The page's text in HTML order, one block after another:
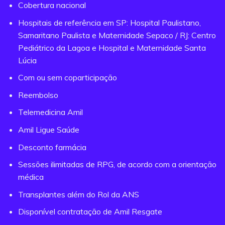
Cobertura nacional
Hospitais de referência em SP: Hospital Paulistano,
Samaritano Paulista e Maternidade Sepaco / RJ: Centro
Pediátrico da Lagoa e Hospital e Maternidade Santa
Lúcia
Com ou sem coparticipação
Reembolso
Telemedicina Amil
Amil Ligue Saúde
Desconto farmácia
Sessões ilimitadas de RPG, de acordo com a orientação
médica
Transplantes além do Rol da ANS
Disponível contratação de Amil Resgate